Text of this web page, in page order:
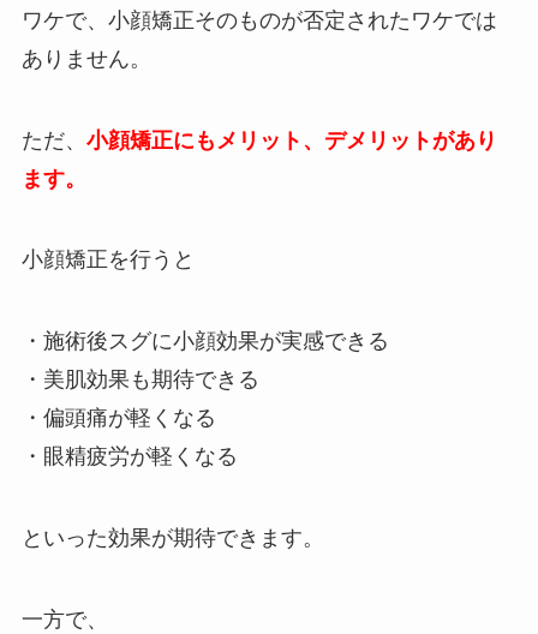
ワケで、小顔矯正そのものが否定されたワケでは
ありません。
ただ、 小顔矯正にもメリット、デメリットがあり
ます。
小顔矯正を行うと
・施術後スグに小顔効果が実感できる
・美肌効果も期待できる
・偏頭痛が軽くなる
・眼精疲労が軽くなる
といった効果が期待できます。
一方で、